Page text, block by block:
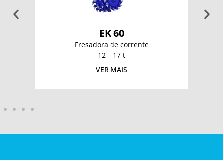
EK 60
Fresadora de corrente
12 – 17 t
VER MAIS